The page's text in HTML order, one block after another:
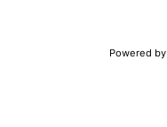
Powered by